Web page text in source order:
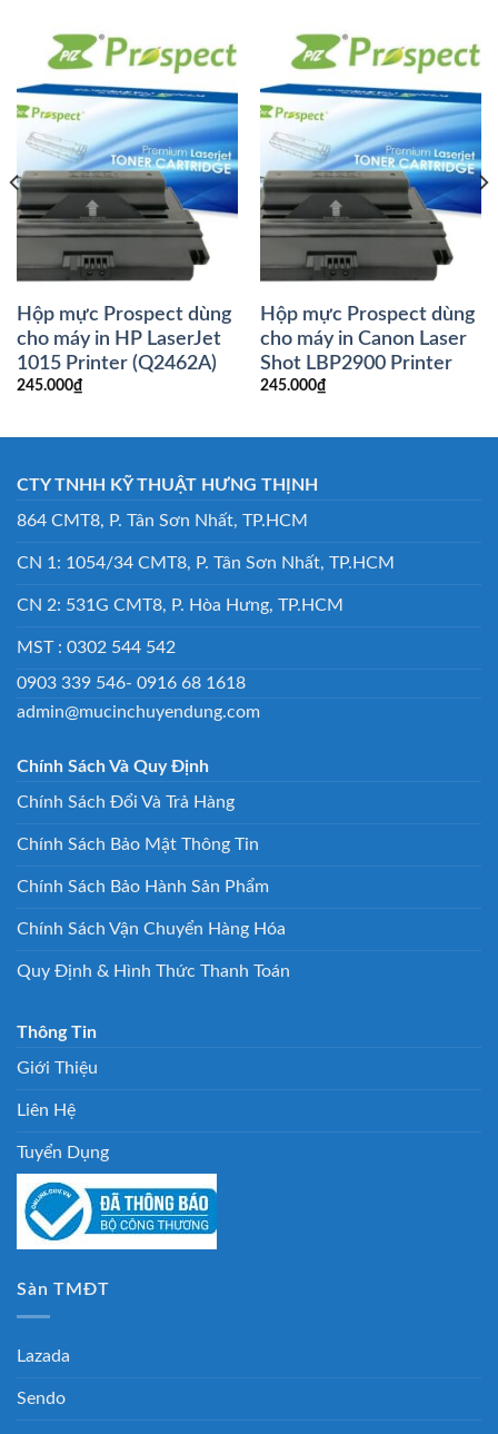
Hộp mực Prospect dùng
cho máy in HP LaserJet
1015 Printer (Q2462A)
245.000₫
Hộp mực Prospect dùng
cho máy in Canon Laser
Shot LBP2900 Printer
245.000₫
CTY TNHH KỸ THUẬT HƯNG THỊNH
864 CMT8, P. Tân Sơn Nhất, TP.HCM
CN 1: 1054/34 CMT8, P. Tân Sơn Nhất, TP.HCM
CN 2: 531G CMT8, P. Hòa Hưng, TP.HCM
MST : 0302 544 542
0903 339 546- 0916 68 1618
admin@mucinchuyendung.com
Chính Sách Và Quy Định
Chính Sách Đổi Và Trả Hàng
Chính Sách Bảo Mật Thông Tin
Chính Sách Bảo Hành Sản Phẩm
Chính Sách Vận Chuyển Hàng Hóa
Quy Định & Hình Thức Thanh Toán
Thông Tin
Giới Thiệu
Liên Hệ
Tuyển Dụng
Sàn TMĐT
Lazada
Sendo